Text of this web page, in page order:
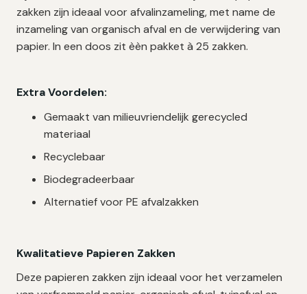
zakken zijn ideaal voor afvalinzameling, met name de
inzameling van organisch afval en de verwijdering van
papier. In een doos zit èèn pakket à 25 zakken.
Extra Voordelen:
Gemaakt van milieuvriendelijk gerecycled
materiaal
Recyclebaar
Biodegradeerbaar
Alternatief voor PE afvalzakken
Kwalitatieve Papieren Zakken
Deze papieren zakken zijn ideaal voor het verzamelen